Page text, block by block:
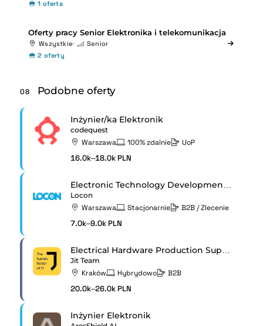
1 oferta
Oferty pracy Senior Elektronika i telekomunikacja
Wszystkie
Senior
2 oferty
08 Podobne oferty
Inżynier/ka Elektronik
codequest
Warszawa 100% zdalnie UoP
16.0k–18.0k PLN
Electronic Technology Development Specialist
Locon
Warszawa Stacjonarnie B2B / Zlecenie
7.0k–9.0k PLN
Electrical Hardware Production Support Engineer
Jit Team
Kraków Hybrydowo B2B
20.0k–26.0k PLN
Inżynier Elektronik